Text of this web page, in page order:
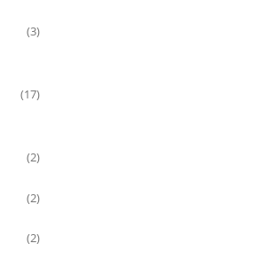
(3)
(17)
(2)
(2)
(2)